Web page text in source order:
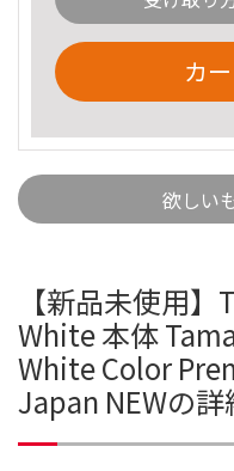
カ
欲しい
【新品未使用
White 本体
White Color
Japan NEWの詳